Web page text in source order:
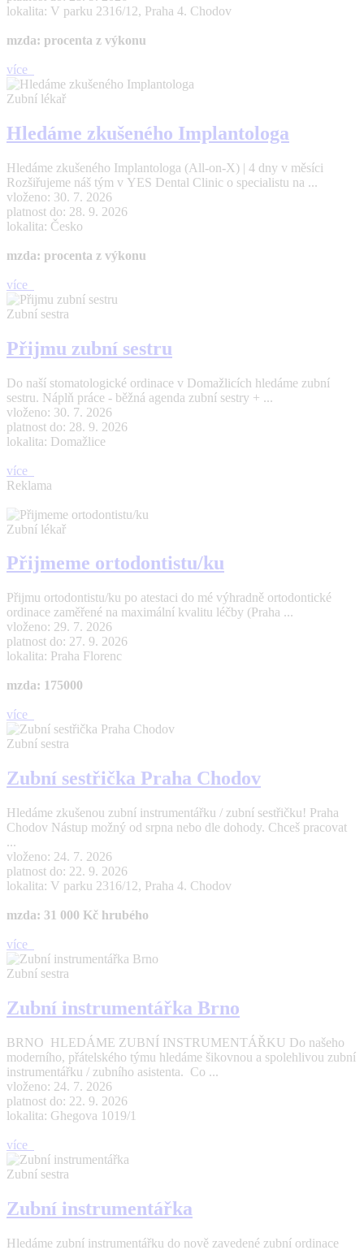
lokalita: V parku 2316/12, Praha 4. Chodov
mzda: procenta z výkonu
více
Zubní lékař
Hledáme zkušeného Implantologa
Hledáme zkušeného Implantologa (All-on-X) | 4 dny v měsíci
Rozšiřujeme náš tým v YES Dental Clinic o specialistu na ...
vloženo: 30. 7. 2026
platnost do: 28. 9. 2026
lokalita: Česko
mzda: procenta z výkonu
více
Zubní sestra
Přijmu zubní sestru
Do naší stomatologické ordinace v Domažlicích hledáme zubní
sestru. Náplň práce - běžná agenda zubní sestry + ...
vloženo: 30. 7. 2026
platnost do: 28. 9. 2026
lokalita: Domažlice
více
Reklama
Zubní lékař
Přijmeme ortodontistu/ku
Přijmu ortodontistu/ku po atestaci do mé výhradně ortodontické
ordinace zaměřené na maximální kvalitu léčby (Praha ...
vloženo: 29. 7. 2026
platnost do: 27. 9. 2026
lokalita: Praha Florenc
mzda: 175000
více
Zubní sestra
Zubní sestřička Praha Chodov
Hledáme zkušenou zubní instrumentářku / zubní sestřičku! Praha
Chodov Nástup možný od srpna nebo dle dohody. Chceš pracovat
...
vloženo: 24. 7. 2026
platnost do: 22. 9. 2026
lokalita: V parku 2316/12, Praha 4. Chodov
mzda: 31 000 Kč hrubého
více
Zubní sestra
Zubní instrumentářka Brno
BRNO HLEDÁME ZUBNÍ INSTRUMENTÁŘKU Do našeho
moderního, přátelského týmu hledáme šikovnou a spolehlivou zubní
instrumentářku / zubního asistenta. Co ...
vloženo: 24. 7. 2026
platnost do: 22. 9. 2026
lokalita: Ghegova 1019/1
více
Zubní sestra
Zubní instrumentářka
Hledáme zubní instrumentářku do nově zavedené zubní ordinace